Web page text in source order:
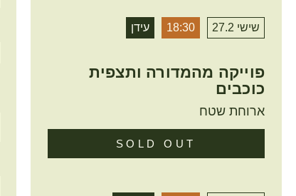
שישי 27.2 18:30 עידן
פוייקה מהמדורה ותצפית
כוכבים
ארוחת שטח
SOLD OUT